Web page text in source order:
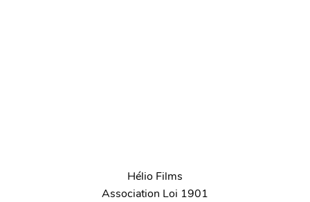
Hélio Films
Association Loi 1901